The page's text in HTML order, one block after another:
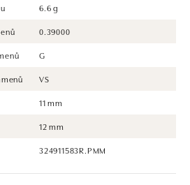
6.6 g
0.39000
G
VS
11 mm
12 mm
324911583R.PMM